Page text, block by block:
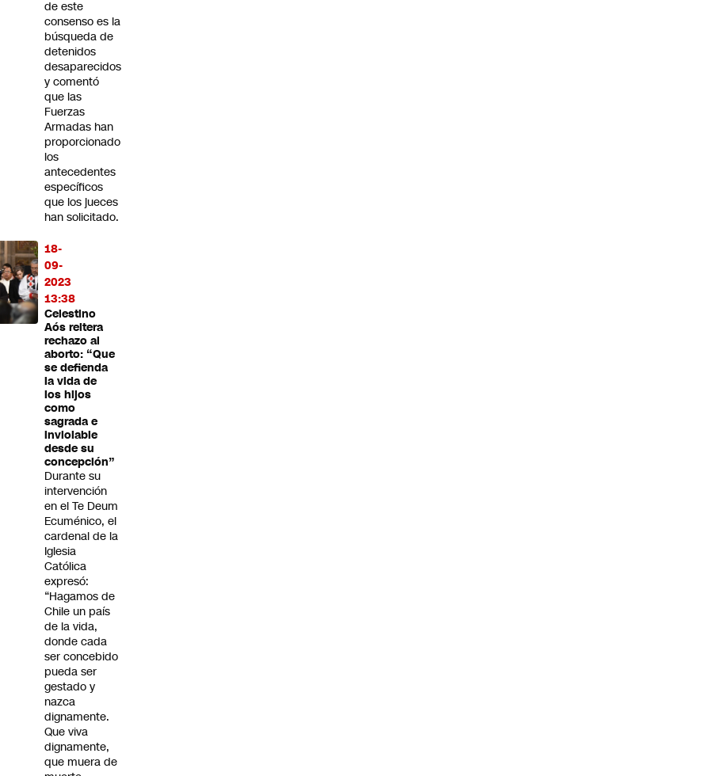
de este
consenso es la
búsqueda de
detenidos
desaparecidos
y comentó
que las
Fuerzas
Armadas han
proporcionado
los
antecedentes
específicos
que los jueces
han solicitado.
18-
09-
2023
13:38
Celestino
Aós reitera
rechazo al
aborto: “Que
se defienda
la vida de
los hijos
como
sagrada e
inviolable
desde su
concepción”
Durante su
intervención
en el Te Deum
Ecuménico, el
cardenal de la
Iglesia
Católica
expresó:
“Hagamos de
Chile un país
de la vida,
donde cada
ser concebido
pueda ser
gestado y
nazca
dignamente.
Que viva
dignamente,
que muera de